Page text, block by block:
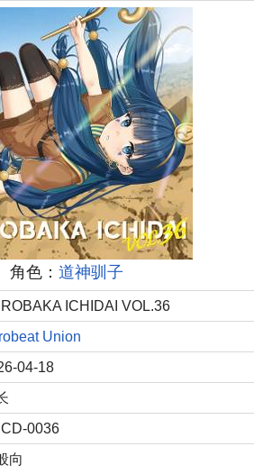
角色： 道神驯子
ICHIDAI VOL.36
Union
04-18
0036
向